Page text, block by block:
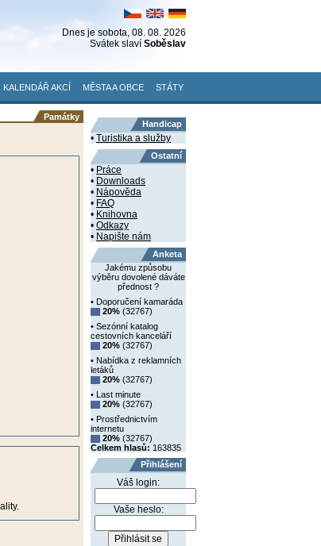
Dnes je sobota, 08. 08. 2026
Svátek slaví Soběslav
KALENDÁŘ AKCÍ MĚSTA A OBCE STÁTY
Památky
Handicap
• Turistika a služby
Ostatní
• Práce
• Downloads
• Nápověda
• FAQ
• Knihovna
• Odkazy
• Napište nám
Anketa
Jakému způsobu
výběru dovolené dáváte
přednost ?
• Doporučení kamaráda
20% (32767)
• Sezónní katalog
cestovních kanceláří
20% (32767)
• Nabídka z reklamních
letáků
20% (32767)
• Last minute
20% (32767)
• Prostřednictvím
internetu
20% (32767)
Celkem hlasů: 163835
Přihlášení
Váš login:
Vaše heslo: